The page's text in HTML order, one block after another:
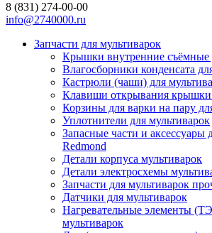
8 (831) 274-00-00
info@2740000.ru
Запчасти для мультиварок
Крышки внутренние съёмные
Влагосборники конденсата
Кастрюли (чаши) для
Клавиши открывания крышки
Корзины для варки на пару
Уплотнители для мультиварок
Запасные части и аксессуары
Redmond
Детали корпуса мультиварок
Детали электросхемы
Запчасти для мультиварок
Датчики для мультиварок
Нагревательные элементы
мультиварок